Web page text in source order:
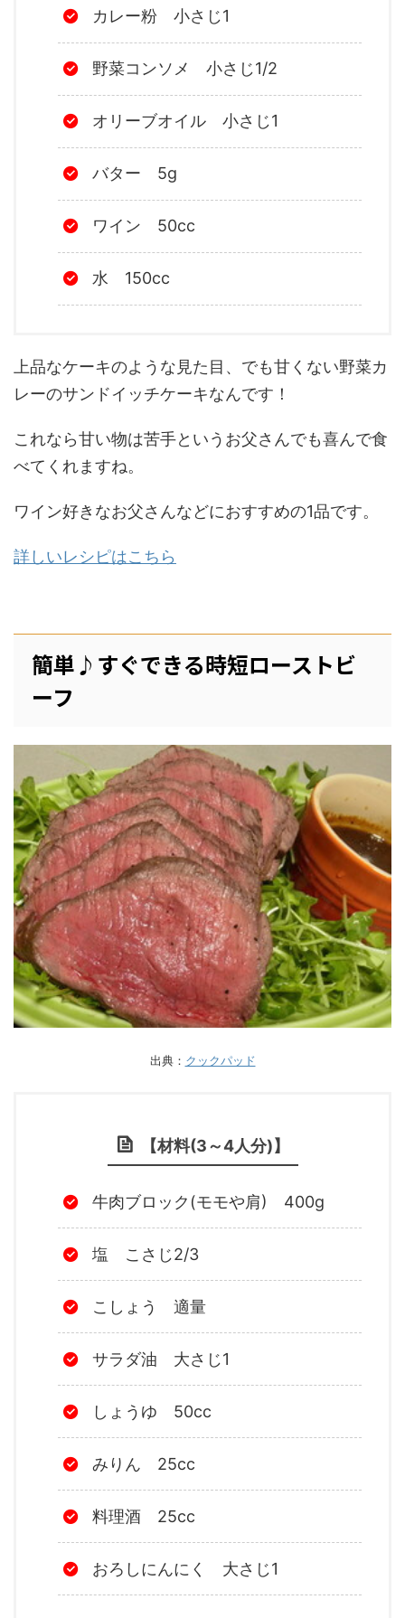
カレー粉 小さじ1
野菜コンソメ 小さじ1/2
オリーブオイル 小さじ1
バター 5g
ワイン 50cc
水 150cc
上品なケーキのような見た目、でも甘くない野菜カ
レーのサンドイッチケーキなんです！
これなら甘い物は苦手というお父さんでも喜んで食
べてくれますね。
ワイン好きなお父さんなどにおすすめの1品です。
詳しいレシピはこちら
簡単♪すぐできる時短ローストビ
ーフ
出典： クックパッド
【材料(3～4人分)】
牛肉ブロック(モモや肩) 400g
塩 こさじ2/3
こしょう 適量
サラダ油 大さじ1
しょうゆ 50cc
みりん 25cc
料理酒 25cc
おろしにんにく 大さじ1